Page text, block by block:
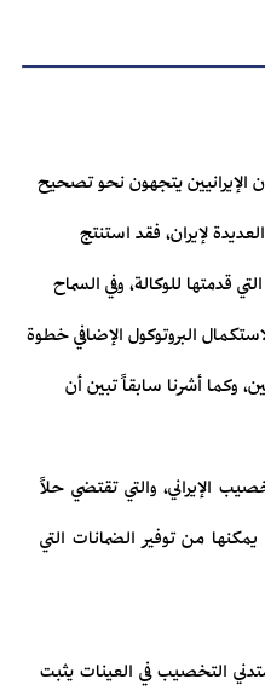
بأن الإيرانيين يتجهون نحو تصحيح
لإيران، فقد استنتج
قدمتها للوكالة، وفي السماح
البروتوكول الإضافي خطوة
وكما أشرنا سابقاً تبين أن
الإيراني، والتي تقتضي حلاً
من توفير الضمانات التي
التخصيب في العينات يثبت